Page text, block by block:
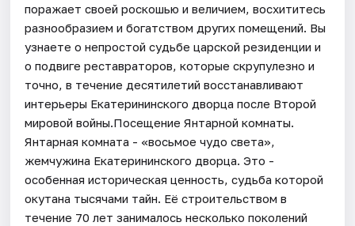
поражает своей роскошью и величием, восхититесь
разнообразием и богатством других помещений. Вы
узнаете о непростой судьбе царской резиденции и
о подвиге реставраторов, которые скрупулезно и
точно, в течение десятилетий восстанавливают
интерьеры Екатерининского дворца после Второй
мировой войны.Посещение Янтарной комнаты.
Янтарная комната - «восьмое чудо света»,
жемчужина Екатерининского дворца. Это -
особенная историческая ценность, судьба которой
окутана тысячами тайн. Её строительством в
течение 70 лет занималось несколько поколений